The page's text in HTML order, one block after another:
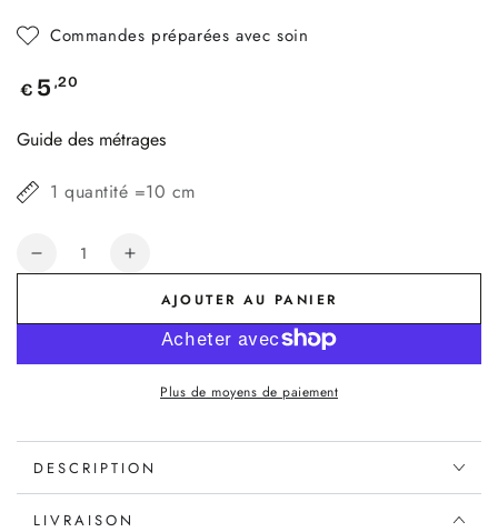
Commandes préparées avec soin
Prix
€ 5 ,20
Guide des métrages
1 quantité =10 cm
Quantité
Réduire
vert
Augmenter
quantité
Hunter
vert
AJOUTER AU PANIER
Plus de moyens de paiement
DESCRIPTION
LIVRAISON